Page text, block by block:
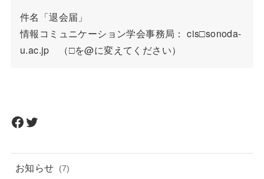
件名「退会届」
情報コミュニケーション学会事務局： cis□sonoda-
u.ac.jp　（□を@に変えてください）
Facebook
Twitter
お知らせ (7)